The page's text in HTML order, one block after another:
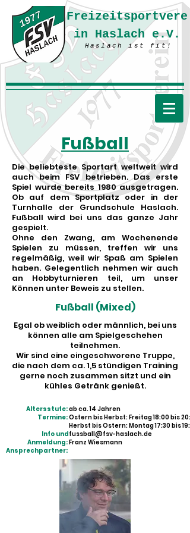
Freizeitsportvere
in Haslach e.V.
Haslach ist fit!
Fußball
Die beliebteste Sportart weltweit wird
auch beim FSV betrieben. Das erste
Spiel wurde bereits 1980 ausgetragen.
Ob auf dem Sportplatz oder in der
Turnhalle der Grundschule Haslach.
Fußball wird bei uns das ganze Jahr
gespielt.
Ohne den Zwang, am Wochenende
Spielen zu müssen, treffen wir uns
regelmäßig, weil wir Spaß am Spielen
haben. Gelegentlich nehmen wir auch
an Hobbyturnieren teil, um unser
Können unter Beweis zu stellen.
Fußball (Mixed)
Egal ob weiblich oder männlich, bei uns
können alle am Spielgeschehen
teilnehmen.
Wir sind eine eingeschworene Truppe,
die nach dem ca. 1,5 stündigen Training
gerne noch zusammen sitzt und ein
kühles Getränk genießt.
Altersstufe:
Termine:
Info und
Anmeldung:
Ansprechpartner:
ab ca. 14 Jahren
Ostern bis Herbst: Freitag 18:00 bis
Herbst bis Ostern: Montag 17:30 bis
fussball@fsv-haslach.de
Franz Wiesmann